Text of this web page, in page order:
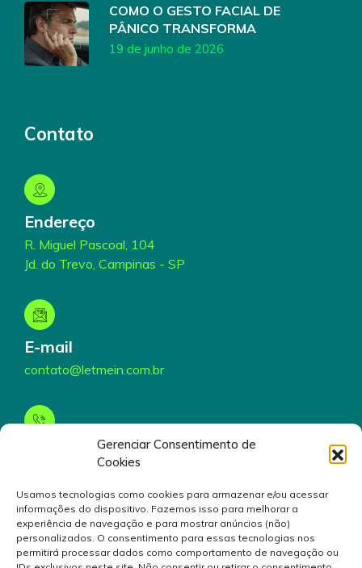
Gerenciar Consentimento de
Cookies
Usamos tecnologias como cookies para armazenar e/ou acessar
informações do dispositivo. Fazemos isso para melhorar a
experiência de navegação e para mostrar anúncios (não)
personalizados. O consentimento para essas tecnologias nos
permitirá processar dados como comportamento de navegação ou
COMO O GESTO FACIAL DE
PÂNICO TRANSFORMA
19 de junho de 2026
Contato
Endereço
R. Miguel Pascoal, 104
Jd. do Trevo, Campinas - SP
E-mail
contato@letmein.com.br